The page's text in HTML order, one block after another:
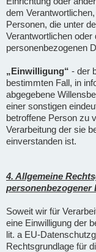
dem
Personen, die unter
Verantwortlichen
personenbezogenen
„Einwilligung“ - der
bestimmten Fall, in
abgegebene
einer sonstigen
betroffene Person zu
Verarbeitung der sie
einverstanden ist.
4. Allgemeine
personenbezogener
Soweit wir für
eine Einwilligung der
lit. a EU-
Rechtsgrundlage für